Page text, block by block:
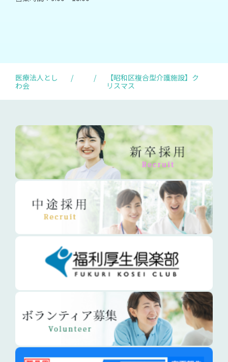
医療法人とし
わ会
/ /
【昭和区複合型介護施設】ク
リスマス